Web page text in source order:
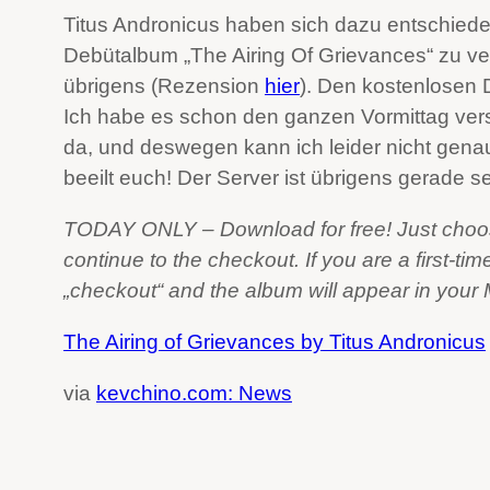
Titus Andronicus haben sich dazu
Debütalbum „The Airing Of Grievances“ zu
übrigens (Rezension hier). Den kostenlosen
Ich habe es schon den ganzen Vormittag
da, und deswegen kann ich leider nicht
beeilt euch! Der Server ist übrigens gerade
TODAY ONLY – Download for free! Just
continue to the checkout. If you are a first-
„checkout“ and the album will appear in
The Airing of Grievances by Titus Andronicus
via kevchino.com: News